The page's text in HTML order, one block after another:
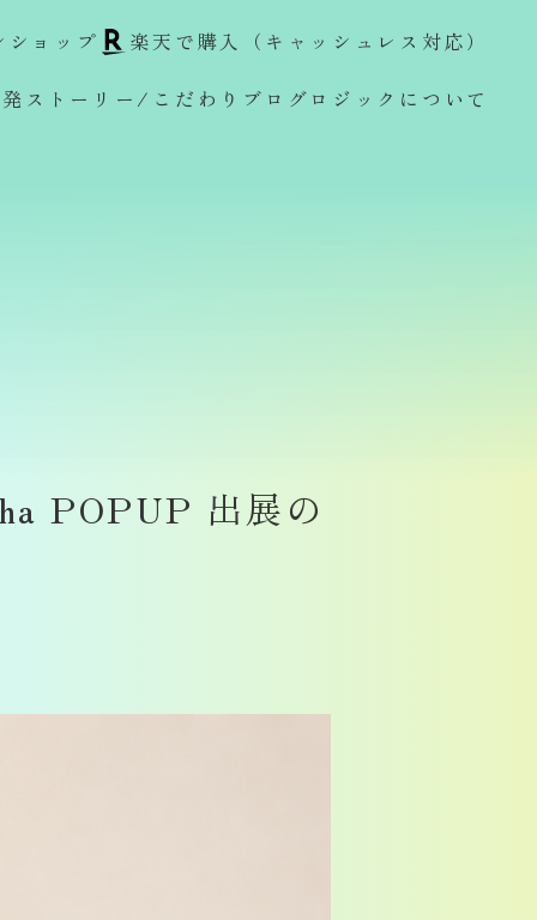
ショップ
楽天で購入（キャッシュレス対応）
ストーリー/こだわり ブログ ロジックについて
POPUP 出展の